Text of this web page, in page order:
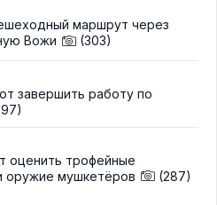
маршрут через
Вожи
(303)
завершить работу по
оценить трофейные
оружие мушкетёров
(287)